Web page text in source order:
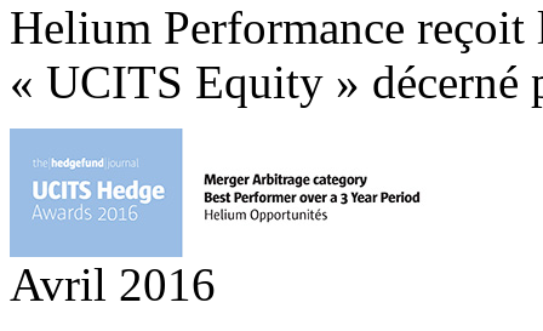
Helium Performance
« UCITS Equity » décerné
Avril 2016